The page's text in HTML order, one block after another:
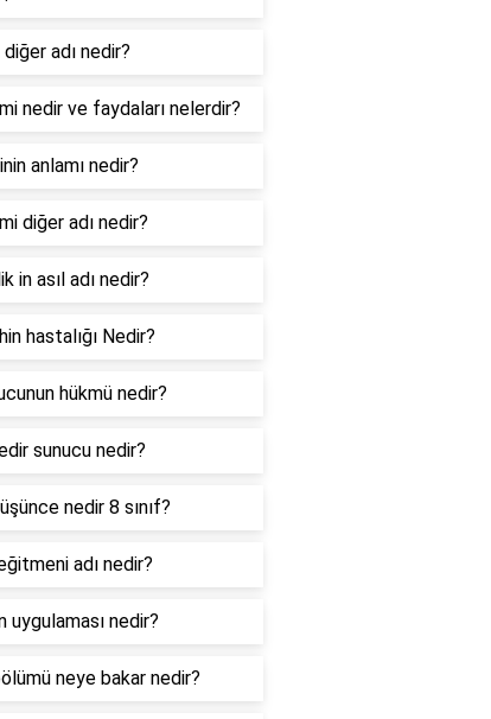
adı nedir?
nedir ve faydaları nelerdir?
anlamı nedir?
diğer adı nedir?
in asıl adı nedir?
hastalığı Nedir?
hükmü nedir?
sunucu nedir?
nedir 8 sınıf?
adı nedir?
uygulaması nedir?
neye bakar nedir?